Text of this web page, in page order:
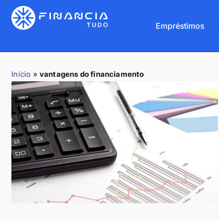
Empréstimos
Início » vantagens do financiamento